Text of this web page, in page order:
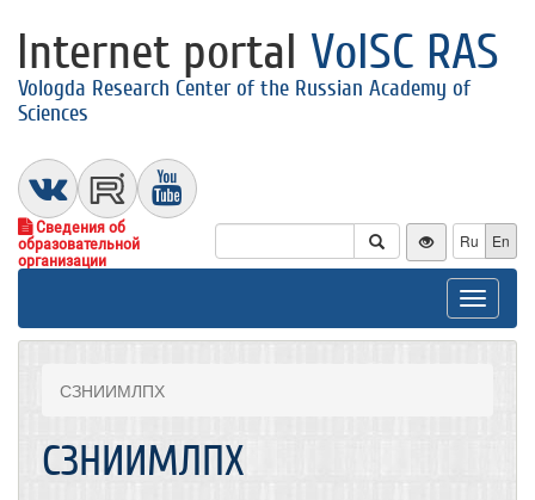
Internet portal VolSC RAS
Vologda Research Center of the Russian Academy of
Sciences
Сведения об
образовательной
организации
Ru En
Toggle
СЗНИИМЛПХ
СЗНИИМЛПХ